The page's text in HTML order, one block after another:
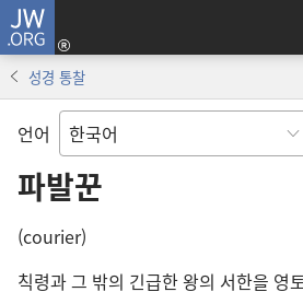
JW.ORG
성경 통찰
언어
파발꾼
(courier)
칙령과 그 밖의 긴급한 왕의 서한을 영